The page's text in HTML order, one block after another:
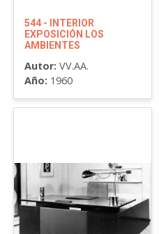
544 - INTERIOR
EXPOSICIÓN LOS
AMBIENTES
Autor: VV.AA.
Año: 1960